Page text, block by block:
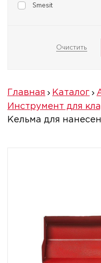
Smesit
Главная Каталог
Инструмент для
Кельма для